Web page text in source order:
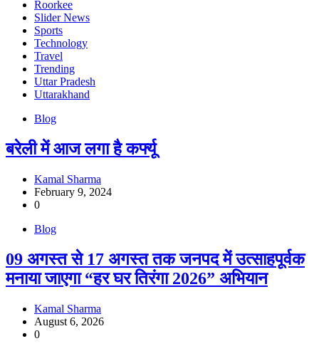
Roorkee
Slider News
Sports
Technology
Travel
Trending
Uttar Pradesh
Uttarakhand
Blog
बरेली में आज लगा है कर्फ्यू
Kamal Sharma
February 9, 2024
0
Blog
09 अगस्त से 17 अगस्त तक जनपद में उत्साहपूर्वक
मनाया जाएगा “हर घर तिरंगा 2026” अभियान
Kamal Sharma
August 6, 2026
0